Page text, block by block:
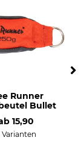
Runner
Bullet
15,90
Varianten